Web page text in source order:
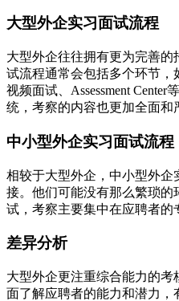
大型外企实习面试流程
大型外企往往拥有更为完善
试流程通常会包括多个环节，
视频面试、Assessment
统，考察的内容也更加全面和
中小型外企实习面试流程
相较于大型外企，中小型外
接。他们可能没有那么繁琐
试，考察主要集中在应聘者的
差异分析
大型外企更注重综合能力的
面了解应聘者的能力和潜力